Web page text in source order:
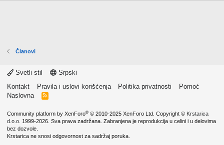
Članovi
Svetli stil
Srpski
Kontakt
Pravila i uslovi korišćenja Politika privatnosti
Pomoć
Naslovna
R
Community platform by XenForo® © 2010-2025 XenForo Ltd. Copyright © Krstarica
d.o.o. 1999-2026. Sva prava zadržana. Zabranjena je reprodukcija u celini i u delovima
bez dozvole.
Krstarica ne snosi odgovornost za sadržaj poruka.